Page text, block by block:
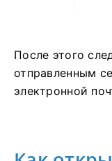
После этого
отправленным
электронной